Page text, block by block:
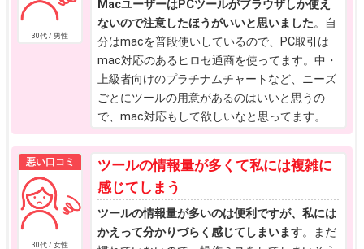
30代 / 男性
MacユーザーはPCツールがブラウザしか使え
ないので注意したほうがいいと思いました。自
分はmacを普段使いしているので、PC取引は
mac対応のあるヒロセ通商を使ってます。中・
上級者向けのプラチナムチャートなど、ニーズ
ごとにツールの用意があるのはいいと思うの
で、mac対応もして欲しいなと思ってます。
悪い口コミ
30代 / 女性
ツールの情報量が多くて私には複雑に
感じてしまう
ツールの情報量が多いのは便利ですが、私には
かえって分かりづらく感じてしまいます。まだ